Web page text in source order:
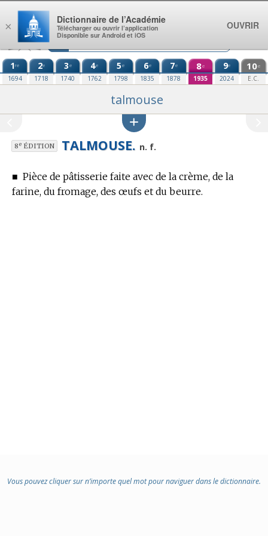
Aller au contenu
1re
1694
2e
1718
3e
1740
4e
1762
5e
1798
6e
1835
7e
1878
8e
1935
9e
2024
10e
E.C.
talmouse
8eÉDITION TALMOUSE. n. f.
■ Pièce de pâtisserie faite avec de la crème, de la
farine, du fromage, des œufs et du beurre.
Vous pouvez cliquer sur n’importe quel mot pour naviguer dans le dictionnaire.
×
Dictionnaire de l’Académie
Télécharger ou ouvrir l’application
Disponible sur Android et iOS
OUVRIR